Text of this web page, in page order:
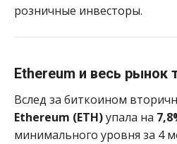
розничные инвесторы.
Ethereum и весь
Вслед за биткоином
Ethereum (ETH)упала на
минимального уровня за 4